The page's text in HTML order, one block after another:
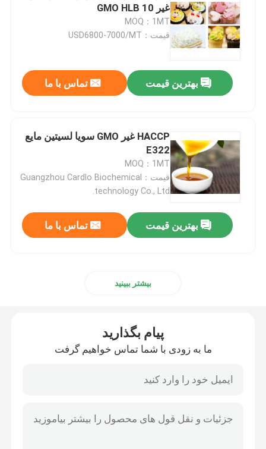
امولسیفایر غذایی E471
امولسیفایر درجه مواد غذایی
مونوگلیسیرید مقطر
مونو و دیگلیسیرید
گلیسرول مونو استئارات
استرهای اسید چرب سوربیتان
غیر GMO HLB 10
MOQ：1MT
قیمت：USD6800-7000/MT
بهترین قیمت تماس با ما
HACCP غیر GMO سویا لسیتین مایع
E322
MOQ：1MT
قیمت：Guangzhou Cardlo Biochemical
technology Co., Ltd.
بهترین قیمت تماس با ما
بیشتر ببینید
پیام بگذارید
ما به زودی با شما تماس خواهیم گرفت